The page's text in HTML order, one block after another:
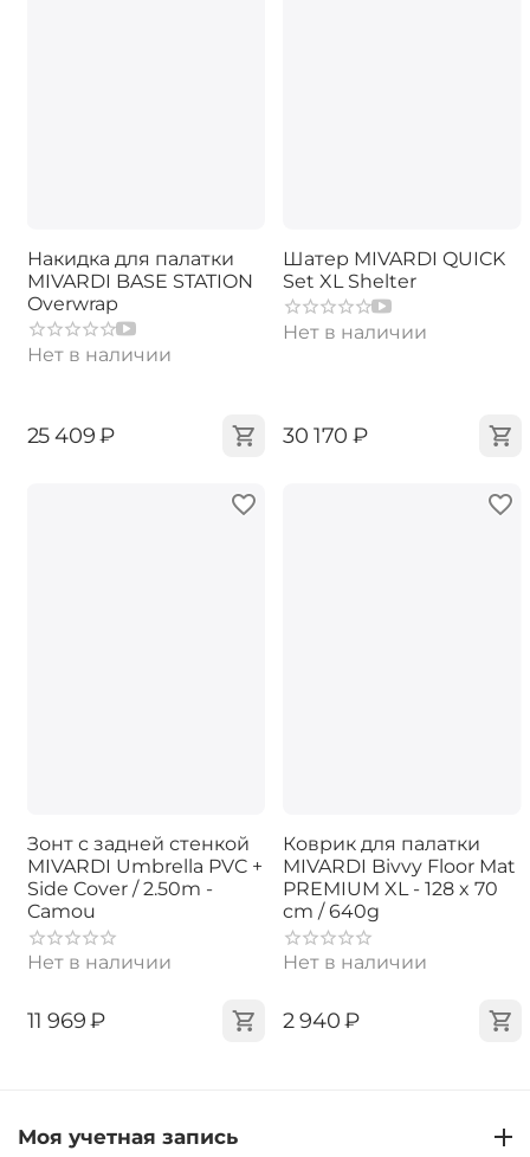
Накидка для палатки
MIVARDI BASE STATION
Overwrap
Нет в наличии
‍25 409‍₽
Шатер MIVARDI QUICK
Set XL Shelter
Нет в наличии
‍30 170‍ ₽
Зонт с задней стенкой
MIVARDI Umbrella PVC +
Side Cover / 2.50m -
Camou
Нет в наличии
‍11 969‍₽
Коврик для палатки
MIVARDI Bivvy Floor Mat
PREMIUM XL - 128 x 70
cm / 640g
Нет в наличии
‍2 940‍₽
Моя учетная запись